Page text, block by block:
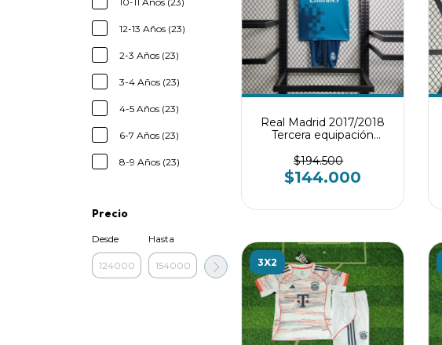
12-13 Años (23)
2-3 Años (23)
3-4 Años (23)
4-5 Años (23)
6-7 Años (23)
8-9 Años (23)
Precio
Desde Hasta
Real Madrid 2017/2018
Tercera equipación
$194.500
$144.000
3X2